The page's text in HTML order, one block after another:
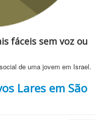
fáceis sem voz ou
de uma jovem em Israel.
Lares em São